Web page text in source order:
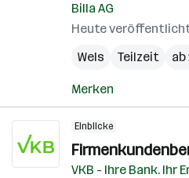
Billa AG
Heute
Wels
Teilzeit
Merken
Einblicke
VKB - Ihre Bank. Ihr